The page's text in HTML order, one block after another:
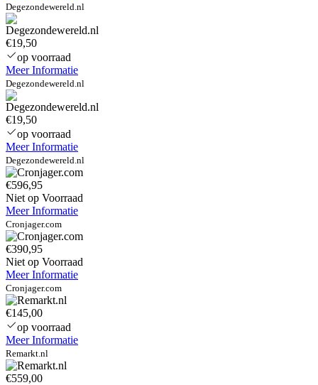
Degezondewereld.nl
€19,50
op voorraad
Meer Informatie
Degezondewereld.nl
€19,50
op voorraad
Meer Informatie
Degezondewereld.nl
€596,95
Niet op Voorraad
Meer Informatie
Cronjager.com
€390,95
Niet op Voorraad
Meer Informatie
Cronjager.com
€145,00
op voorraad
Meer Informatie
Remarkt.nl
€559,00